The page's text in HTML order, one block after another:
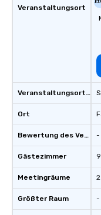
Veranstaltungsort
Veranstaltungsortstyp
Ort
Bewertung des Veranstaltungsortes
Gästezimmer
Meetingräume
Größter Raum
-
9
2
-